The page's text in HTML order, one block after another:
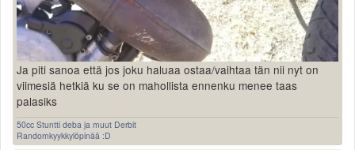
Ja piti sanoa että jos joku haluaa ostaa/vaihtaa tän nii nyt on
viimesiä hetkiä ku se on mahollista ennenku menee taas
palasiks
50cc Stuntti deba ja muut Derbit
Randomkyykkylöpinää :D